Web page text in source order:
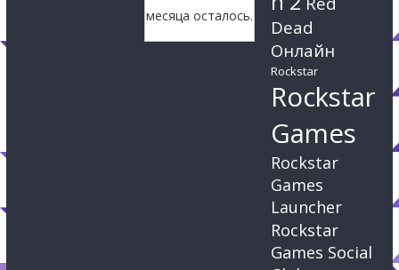
месяца осталось.
Dead
Онлайн
Rockstar
Rockstar
Games
Rockstar
Games
Launcher
Rockstar
Games Social